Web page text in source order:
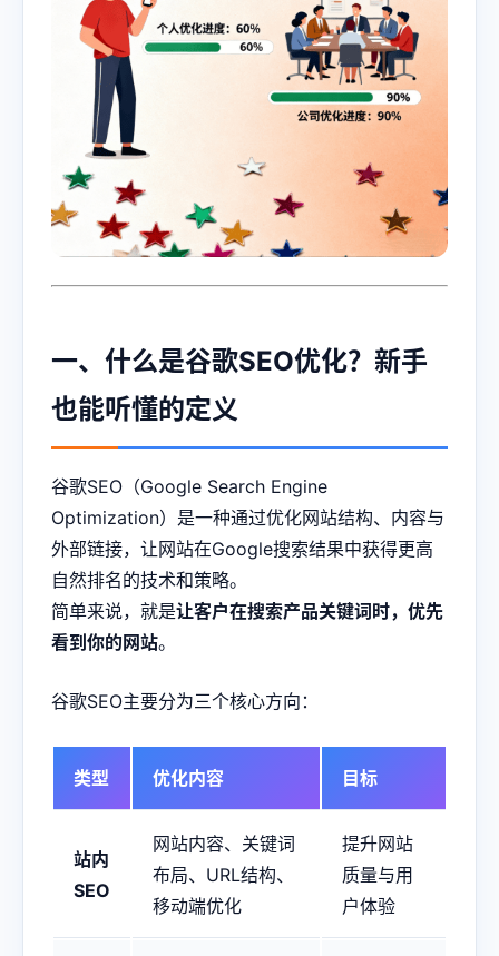
一、什么是谷歌SEO优化？新手
也能听懂的定义
谷歌SEO（Google Search Engine
Optimization）是一种通过优化网站结构、内容与
外部链接，让网站在Google搜索结果中获得更高
自然排名的技术和策略。
简单来说，就是让客户在搜索产品关键词时，优先
看到你的网站。
谷歌SEO主要分为三个核心方向：
类型 优化内容 目标
站内
SEO
网站内容、关键词
布局、URL结构、
移动端优化
提升网站
质量与用
户体验